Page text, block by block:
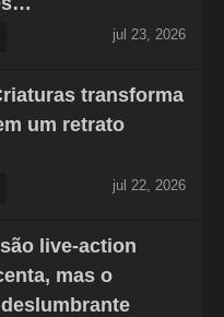
jul 23, 2026
transforma
um retrato
jul 22, 2026
live-action
mas o